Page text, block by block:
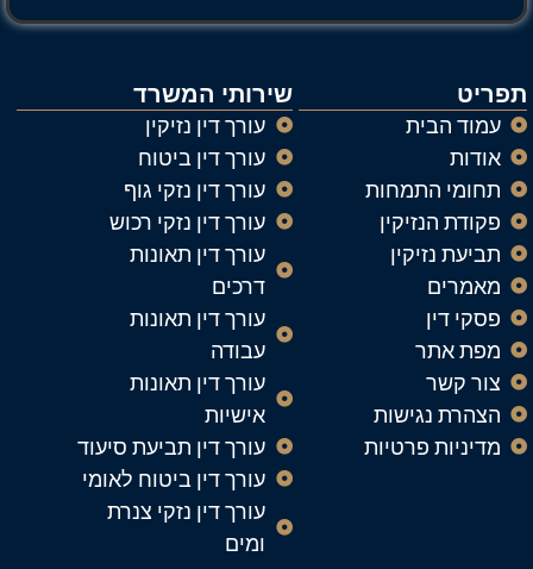
תפריט
עמוד הבית
אודות
תחומי התמחות
פקודת הנזיקין
תביעת נזיקין
מאמרים
פסקי דין
מפת אתר
צור קשר
הצהרת נגישות
מדיניות פרטיות
שירותי המשרד
עורך דין נזיקין
עורך דין ביטוח
עורך דין נזקי גוף
עורך דין נזקי רכוש
עורך דין תאונות
דרכים
עורך דין תאונות
עבודה
עורך דין תאונות
אישיות
עורך דין תביעת סיעוד
עורך דין ביטוח לאומי
עורך דין נזקי צנרת
ומים